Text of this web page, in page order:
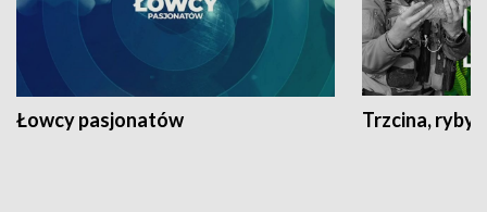
Łowcy pasjonatów Trzcina, ryby